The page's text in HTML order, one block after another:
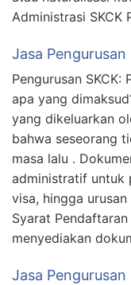
Administrasi SKCK
Jasa
Pengurusan SKCK:
apa yang
yang dikeluarkan
bahwa seseorang
masa lalu .
administratif untuk
visa, hingga
Syarat Pendaftaran
menyediakan
Jasa Pengurusan